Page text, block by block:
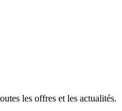
les offres et les actualités.